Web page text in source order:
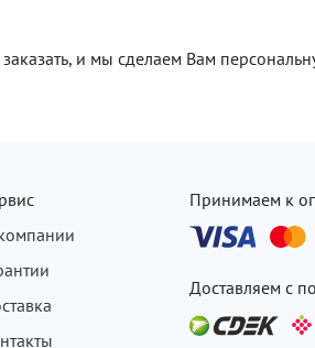
и мы сделаем Вам
Принимаем к
Доставляем с